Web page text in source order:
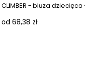
CLIMBER - bluza dziecięca
od 68,38 zł